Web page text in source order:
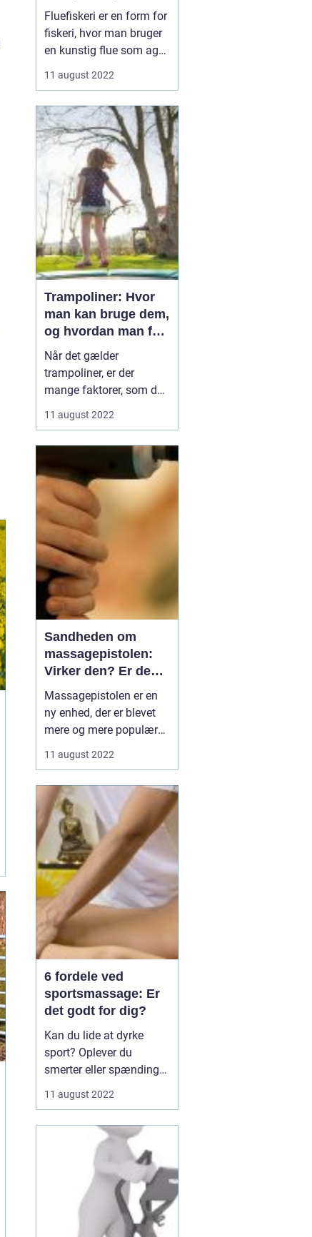
Fluefiskeri er en form for
fiskeri, hvor man bruger
en kunstig flue som agn.
andre former for fiskeri
er fastgjort til en krog og
line. I stedet kaster
fiskeren fluen direkte ud i
vandet og venter på...
11 august 2022
Trampoliner: Hvor
man kan bruge dem,
og hvordan man får
en til sit hjem
Når det gælder
trampoliner, er der
mange faktorer, som du
køber en trampolin.
trampolin? Hvor stor
skal den være? Hvilken
type hoppe vil ...
11 august 2022
Sandheden om
massagepistolen:
Virker den? Er den
sikker?
Massagepistolen er en
ny enhed, der er blevet
mere og mere populær
siges, at den kan give de
massageterapeut, men
kan du virkelig tro på
hypen? I denne artikel vil
vi tage et kig på san...
11 august 2022
6 fordele ved
sportsmassage: Er
det godt for dig?
Kan du lide at dyrke
sport? Oplever du
smerter eller spændinger
sport? Hvis ja, kan du
sportsmassage.
Sportsmassage er en
type massage, der er
specielt designet til at
hjælpe sportsudøvere ...
11 august 2022